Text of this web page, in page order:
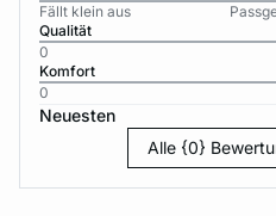
Fällt klein aus
Qualität
0
Komfort
0
Neuesten
Alle {0}